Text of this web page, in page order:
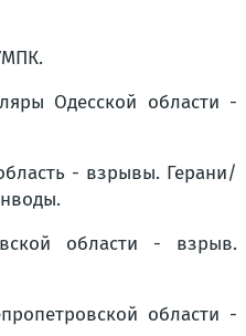
Одесской области -
- взрывы. Герани/
области - взрыв.
области -